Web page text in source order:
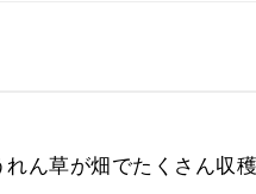
ん草が畑でたくさん収